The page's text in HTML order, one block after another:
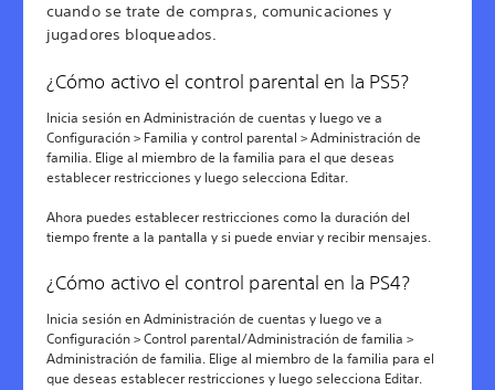
cuando se trate de compras, comunicaciones y
jugadores bloqueados.
¿Cómo activo el control parental en la PS5?
Inicia sesión en Administración de cuentas y luego ve a
Configuración > Familia y control parental > Administración de
familia. Elige al miembro de la familia para el que deseas
establecer restricciones y luego selecciona Editar.
Ahora puedes establecer restricciones como la duración del
tiempo frente a la pantalla y si puede enviar y recibir mensajes.
¿Cómo activo el control parental en la PS4?
Inicia sesión en Administración de cuentas y luego ve a
Configuración > Control parental/Administración de familia >
Administración de familia. Elige al miembro de la familia para el
que deseas establecer restricciones y luego selecciona Editar.